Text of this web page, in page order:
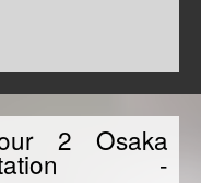
2 Osaka
-